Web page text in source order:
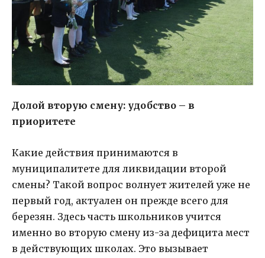
Долой вторую смену: удобство – в
приоритете
Какие действия принимаются в
муниципалитете для ликвидации второй
смены? Такой вопрос волнует жителей уже не
первый год, актуален он прежде всего для
березян. Здесь часть школьников учится
именно во вторую смену из-за дефицита мест
в действующих школах. Это вызывает